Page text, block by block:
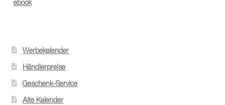
Werbekalender
Händlerpreise
Geschenk-Service
Alte Kalender